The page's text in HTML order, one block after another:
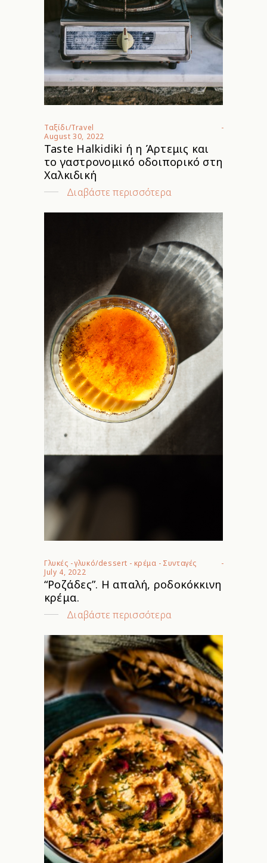
Ταξίδι/Travel
August 30, 2022
Taste Halkidiki ή η Άρτεμις και
το γαστρονομικό οδοιπορικό στη
Χαλκιδική
Διαβάστε περισσότερα
Γλυκές -γλυκό/dessert - κρέμα - Συνταγές
July 4, 2022
“Ροζάδες”. Η απαλή, ροδοκόκκινη
κρέμα.
Διαβάστε περισσότερα